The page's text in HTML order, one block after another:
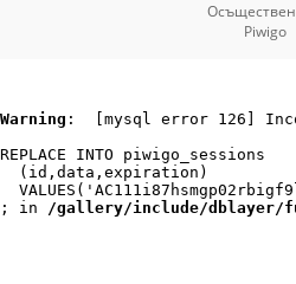
Piwigo
Warning :  [mysql error 126]
REPLACE INTO piwigo_sessions
  (id,data,expiration)
; in /gallery/include/dblayer/